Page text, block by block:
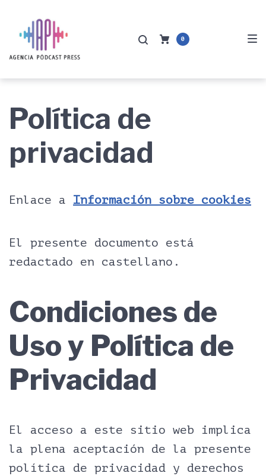
principal
contenido
página
0
Política de
privacidad
Enlace a Información sobre cookies
El presente documento está
redactado en castellano.
Condiciones de
Uso y Política de
Privacidad
El acceso a este sitio web implica
la plena aceptación de la presente
política de privacidad y derechos